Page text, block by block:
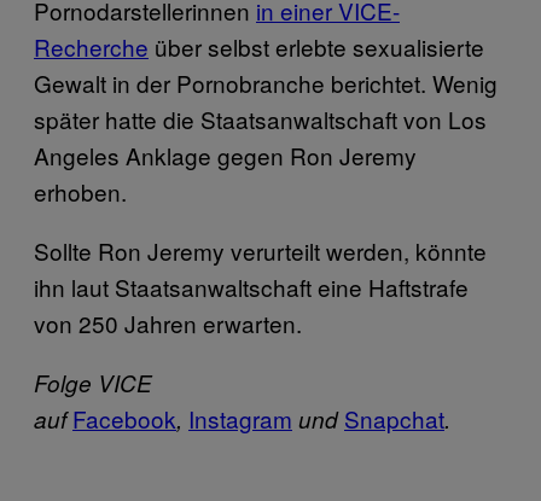
Pornodarstellerinnen in einer VICE-
Recherche über selbst erlebte sexualisierte
Gewalt in der Pornobranche berichtet. Wenig
später hatte die Staatsanwaltschaft von Los
Angeles Anklage gegen Ron Jeremy
erhoben.
Sollte Ron Jeremy verurteilt werden, könnte
ihn laut Staatsanwaltschaft eine Haftstrafe
von 250 Jahren erwarten.
Folge VICE
auf Facebook, Instagram und Snapchat.